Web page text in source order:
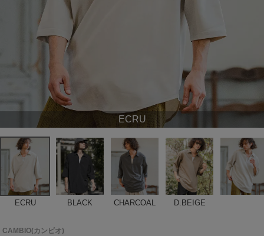
ECRU
ECRU BLACK CHARCOAL D.BEIGE
CAMBIO(カンビオ)